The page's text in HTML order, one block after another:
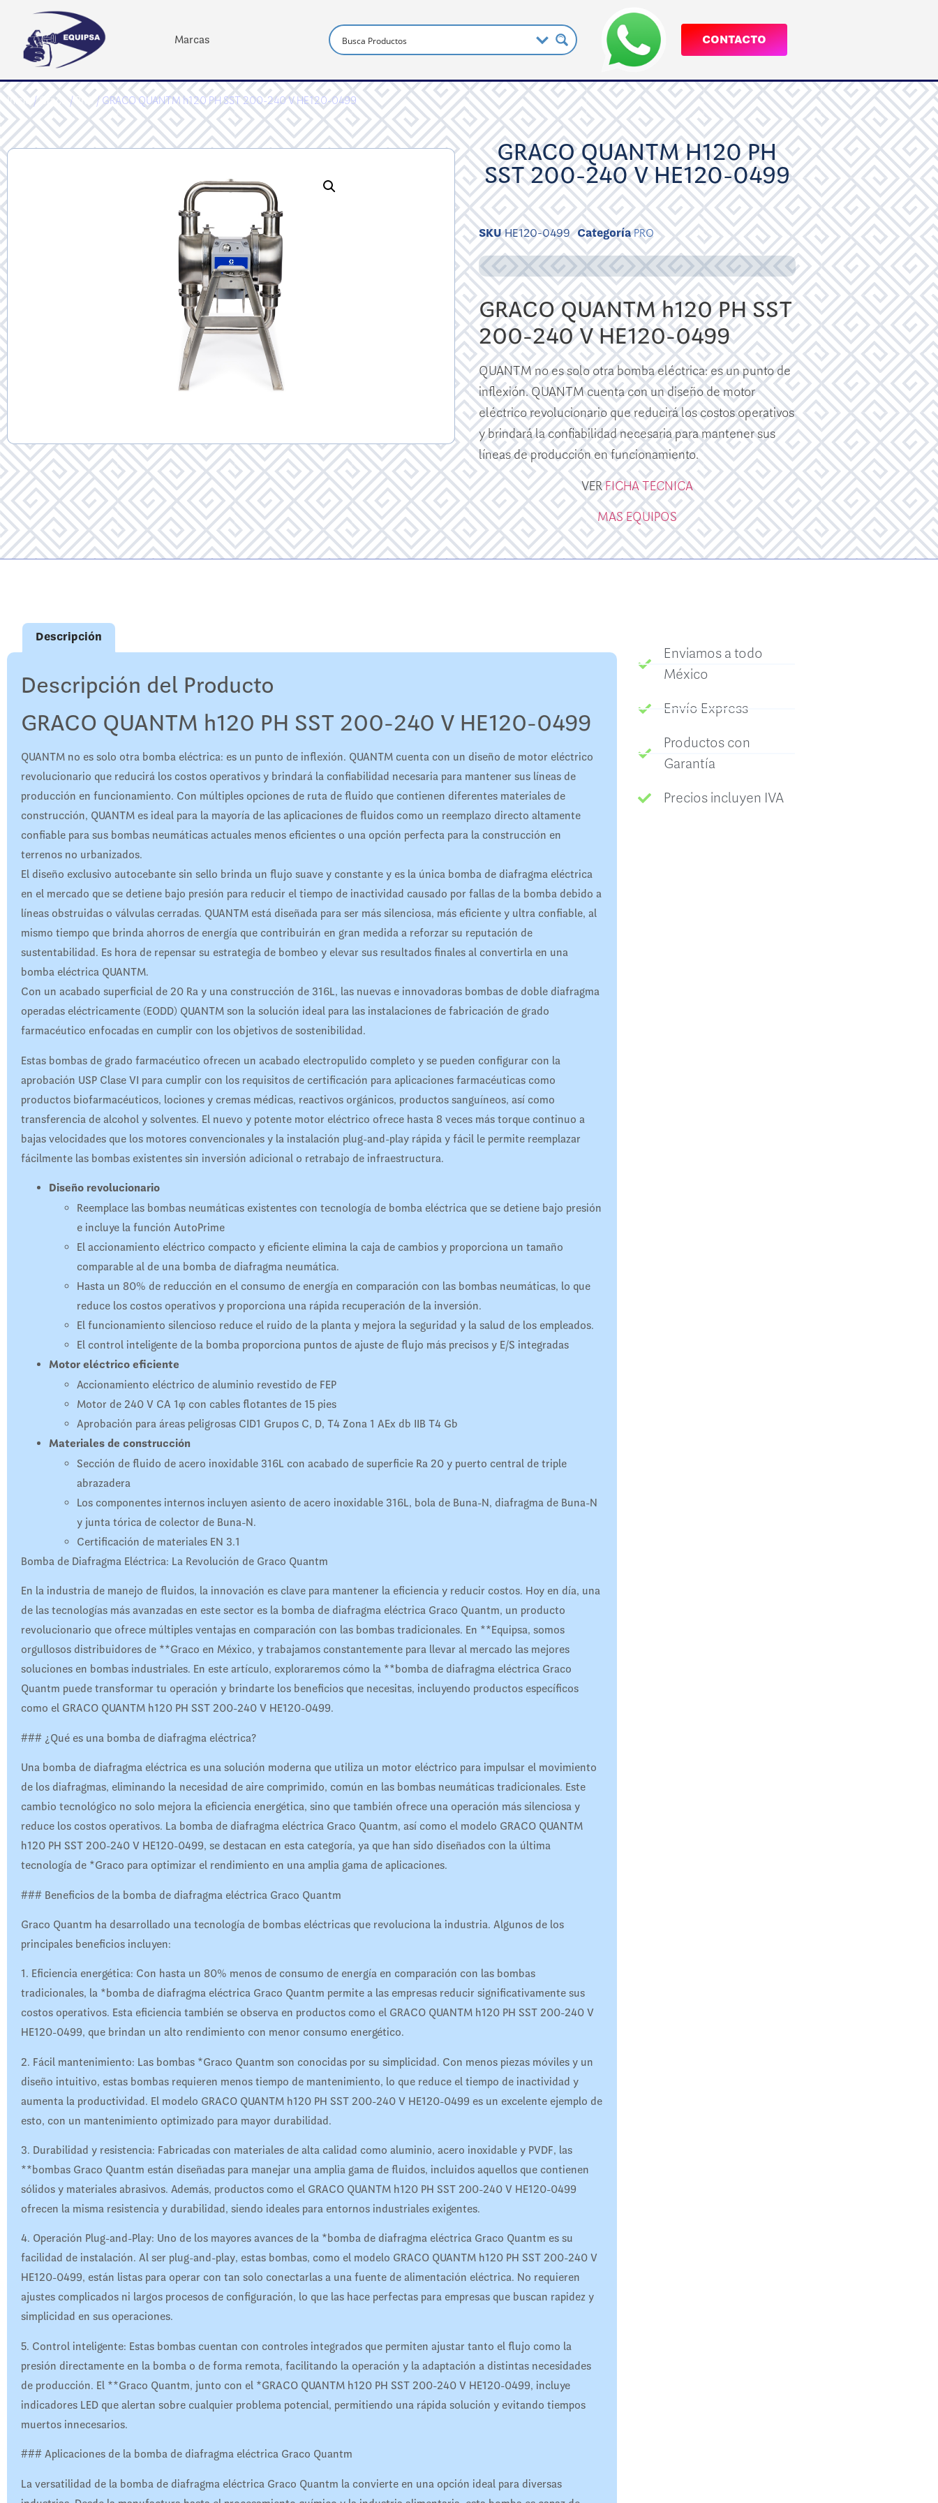
Marcas CONTACTO
Inicio/Graco/PRO/ GRACO QUANTM h120 PH SST 200-240 V HE120-0499
GRACO QUANTM H120 PH
SST 200-240 V HE120-0499
SKUHE120-0499 CategoríaPRO
GRACO QUANTM h120 PH SST
200-240 V HE120-0499
QUANTM no es solo otra bomba eléctrica: es un punto de
inflexión. QUANTM cuenta con un diseño de motor
eléctrico revolucionario que reducirá los costos operativos
y brindará la confiabilidad necesaria para mantener sus
líneas de producción en funcionamiento.
VERFICHA TECNICA
MAS EQUIPOS
Descripción
Descripción del Producto
GRACO QUANTM h120 PH SST 200-240 V HE120-0499
QUANTM no es solo otra bomba eléctrica: es un punto de inflexión. QUANTM cuenta con un diseño de motor eléctrico
revolucionario que reducirá los costos operativos y brindará la confiabilidad necesaria para mantener sus líneas de
producción en funcionamiento. Con múltiples opciones de ruta de fluido que contienen diferentes materiales de
construcción, QUANTM es ideal para la mayoría de las aplicaciones de fluidos como un reemplazo directo altamente
confiable para sus bombas neumáticas actuales menos eficientes o una opción perfecta para la construcción en
terrenos no urbanizados.
El diseño exclusivo autocebante sin sello brinda un flujo suave y constante y es la única bomba de diafragma eléctrica
en el mercado que se detiene bajo presión para reducir el tiempo de inactividad causado por fallas de la bomba debido a
líneas obstruidas o válvulas cerradas. QUANTM está diseñada para ser más silenciosa, más eficiente y ultra confiable, al
mismo tiempo que brinda ahorros de energía que contribuirán en gran medida a reforzar su reputación de
sustentabilidad. Es hora de repensar su estrategia de bombeo y elevar sus resultados finales al convertirla en una
bomba eléctrica QUANTM.
Con un acabado superficial de 20 Ra y una construcción de 316L, las nuevas e innovadoras bombas de doble diafragma
operadas eléctricamente (EODD) QUANTM son la solución ideal para las instalaciones de fabricación de grado
farmacéutico enfocadas en cumplir con los objetivos de sostenibilidad.
Estas bombas de grado farmacéutico ofrecen un acabado electropulido completo y se pueden configurar con la
aprobación USP Clase VI para cumplir con los requisitos de certificación para aplicaciones farmacéuticas como
productos biofarmacéuticos, lociones y cremas médicas, reactivos orgánicos, productos sanguíneos, así como
transferencia de alcohol y solventes. El nuevo y potente motor eléctrico ofrece hasta 8 veces más torque continuo a
bajas velocidades que los motores convencionales y la instalación plug-and-play rápida y fácil le permite reemplazar
fácilmente las bombas existentes sin inversión adicional o retrabajo de infraestructura.
Diseño revolucionario
Reemplace las bombas neumáticas existentes con tecnología de bomba eléctrica que se detiene bajo presión
e incluye la función AutoPrime
El accionamiento eléctrico compacto y eficiente elimina la caja de cambios y proporciona un tamaño
comparable al de una bomba de diafragma neumática.
Hasta un 80% de reducción en el consumo de energía en comparación con las bombas neumáticas, lo que
reduce los costos operativos y proporciona una rápida recuperación de la inversión.
El funcionamiento silencioso reduce el ruido de la planta y mejora la seguridad y la salud de los empleados.
El control inteligente de la bomba proporciona puntos de ajuste de flujo más precisos y E/S integradas
Motor eléctrico eficiente
Accionamiento eléctrico de aluminio revestido de FEP
Motor de 240 V CA 1φ con cables flotantes de 15 pies
Aprobación para áreas peligrosas CID1 Grupos C, D, T4 Zona 1 AEx db IIB T4 Gb
Materiales de construcción
Sección de fluido de acero inoxidable 316L con acabado de superficie Ra 20 y puerto central de triple
abrazadera
Los componentes internos incluyen asiento de acero inoxidable 316L, bola de Buna-N, diafragma de Buna-N
y junta tórica de colector de Buna-N.
Certificación de materiales EN 3.1
Bomba de Diafragma Eléctrica: La Revolución de Graco Quantm
En la industria de manejo de fluidos, la innovación es clave para mantener la eficiencia y reducir costos. Hoy en día, una
de las tecnologías más avanzadas en este sector es la bomba de diafragma eléctrica Graco Quantm, un producto
revolucionario que ofrece múltiples ventajas en comparación con las bombas tradicionales. En **Equipsa, somos
orgullosos distribuidores de **Graco en México, y trabajamos constantemente para llevar al mercado las mejores
soluciones en bombas industriales. En este artículo, exploraremos cómo la **bomba de diafragma eléctrica Graco
Quantm puede transformar tu operación y brindarte los beneficios que necesitas, incluyendo productos específicos
como el GRACO QUANTM h120 PH SST 200-240 V HE120-0499.
### ¿Qué es una bomba de diafragma eléctrica?
Una bomba de diafragma eléctrica es una solución moderna que utiliza un motor eléctrico para impulsar el movimiento
de los diafragmas, eliminando la necesidad de aire comprimido, común en las bombas neumáticas tradicionales. Este
cambio tecnológico no solo mejora la eficiencia energética, sino que también ofrece una operación más silenciosa y
reduce los costos operativos. La bomba de diafragma eléctrica Graco Quantm, así como el modelo GRACO QUANTM
h120 PH SST 200-240 V HE120-0499, se destacan en esta categoría, ya que han sido diseñados con la última
tecnología de *Graco para optimizar el rendimiento en una amplia gama de aplicaciones.
### Beneficios de la bomba de diafragma eléctrica Graco Quantm
Graco Quantm ha desarrollado una tecnología de bombas eléctricas que revoluciona la industria. Algunos de los
principales beneficios incluyen:
1. Eficiencia energética: Con hasta un 80% menos de consumo de energía en comparación con las bombas
tradicionales, la *bomba de diafragma eléctrica Graco Quantm permite a las empresas reducir significativamente sus
costos operativos. Esta eficiencia también se observa en productos como el GRACO QUANTM h120 PH SST 200-240 V
HE120-0499, que brindan un alto rendimiento con menor consumo energético.
2. Fácil mantenimiento: Las bombas *Graco Quantm son conocidas por su simplicidad. Con menos piezas móviles y un
diseño intuitivo, estas bombas requieren menos tiempo de mantenimiento, lo que reduce el tiempo de inactividad y
aumenta la productividad. El modelo GRACO QUANTM h120 PH SST 200-240 V HE120-0499 es un excelente ejemplo de
esto, con un mantenimiento optimizado para mayor durabilidad.
3. Durabilidad y resistencia: Fabricadas con materiales de alta calidad como aluminio, acero inoxidable y PVDF, las
**bombas Graco Quantm están diseñadas para manejar una amplia gama de fluidos, incluidos aquellos que contienen
sólidos y materiales abrasivos. Además, productos como el GRACO QUANTM h120 PH SST 200-240 V HE120-0499
ofrecen la misma resistencia y durabilidad, siendo ideales para entornos industriales exigentes.
4. Operación Plug-and-Play: Uno de los mayores avances de la *bomba de diafragma eléctrica Graco Quantm es su
facilidad de instalación. Al ser plug-and-play, estas bombas, como el modelo GRACO QUANTM h120 PH SST 200-240 V
HE120-0499, están listas para operar con tan solo conectarlas a una fuente de alimentación eléctrica. No requieren
ajustes complicados ni largos procesos de configuración, lo que las hace perfectas para empresas que buscan rapidez y
simplicidad en sus operaciones.
5. Control inteligente: Estas bombas cuentan con controles integrados que permiten ajustar tanto el flujo como la
presión directamente en la bomba o de forma remota, facilitando la operación y la adaptación a distintas necesidades
de producción. El **Graco Quantm, junto con el *GRACO QUANTM h120 PH SST 200-240 V HE120-0499, incluye
indicadores LED que alertan sobre cualquier problema potencial, permitiendo una rápida solución y evitando tiempos
muertos innecesarios.
### Aplicaciones de la bomba de diafragma eléctrica Graco Quantm
La versatilidad de la bomba de diafragma eléctrica Graco Quantm la convierte en una opción ideal para diversas
Enviamos a todo
México
Envío Express
Productos con
Garantía
Precios incluyen IVA